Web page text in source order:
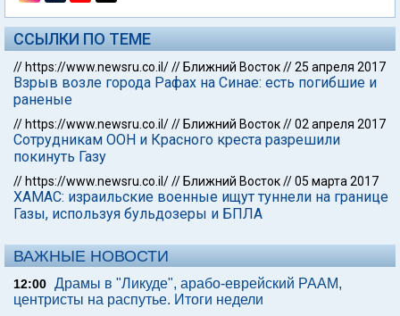
ССЫЛКИ ПО ТЕМЕ
// https://www.newsru.co.il/// Ближний Восток//25 апреля 2017
Взрыв возле города Рафах на Синае: есть погибшие и
раненые
// https://www.newsru.co.il/// Ближний Восток//02 апреля 2017
Сотрудникам ООН и Красного креста разрешили
покинуть Газу
// https://www.newsru.co.il/// Ближний Восток//05 марта 2017
ХАМАС: израильские военные ищут туннели на границе
Газы, используя бульдозеры и БПЛА
ВАЖНЫЕ НОВОСТИ
12:00 Драмы в "Ликуде", арабо-еврейский РААМ,
центристы на распутье. Итоги недели